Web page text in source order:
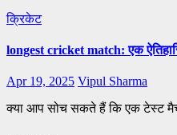
क्रिकेट
longest cricket match: एक
Apr 19, 2025 Vipul Sharma
क्या आप सोच सकते हैं कि एक टेस्ट